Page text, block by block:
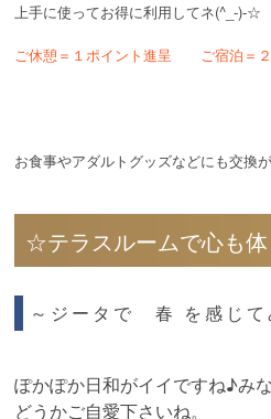
上手に使ってお得に利用してネ(^_-)-☆
ご休憩＝１ポイント進呈 ご宿泊＝２
お食事やアダルトグッズなどにも交換
☆テラスルームで心も
～ジータで 春 を感じて
ぽかぽか日和がイイですね♪み
どうかご自愛下さいね。